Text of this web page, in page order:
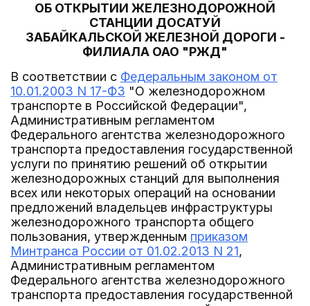
ОБ ОТКРЫТИИ ЖЕЛЕЗНОДОРОЖНОЙ
СТАНЦИИ ДОСАТУЙ
ЗАБАЙКАЛЬСКОЙ ЖЕЛЕЗНОЙ ДОРОГИ -
ФИЛИАЛА ОАО "РЖД"
В соответствии с Федеральным законом от
10.01.2003 N 17-ФЗ "О железнодорожном
транспорте в Российской Федерации",
Административным регламентом
Федерального агентства железнодорожного
транспорта предоставления государственной
услуги по принятию решений об открытии
железнодорожных станций для выполнения
всех или некоторых операций на основании
предложений владельцев инфраструктуры
железнодорожного транспорта общего
пользования, утвержденным приказом
Минтранса России от 01.02.2013 N 21,
Административным регламентом
Федерального агентства железнодорожного
транспорта предоставления государственной